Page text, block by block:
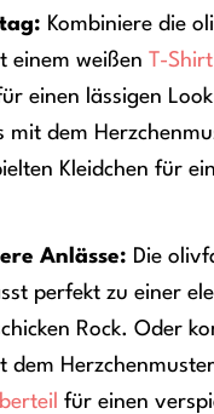
Kombiniere die
einem weißenT-Shirt
einen lässigen
mit dem
Kleidchen für
Anlässe: Die
perfekt zu einer
Rock. Oder
dem
für einen